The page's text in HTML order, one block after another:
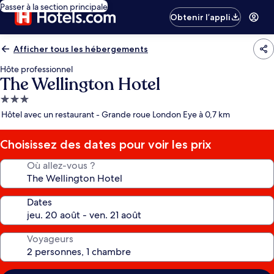
Passer à la section principale
Obtenir l’appli
Afficher tous les hébergements
Hôte professionnel
The Wellington Hotel
Hébergement
3.0 étoiles
Hôtel avec un restaurant - Grande roue London Eye à 0,7 km
Choisissez des dates pour voir les prix
Où allez-vous ?
Dates
Voyageurs